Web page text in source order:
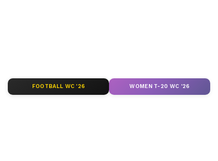
FOOTBALL WC '26 WOMEN T-20 WC '26